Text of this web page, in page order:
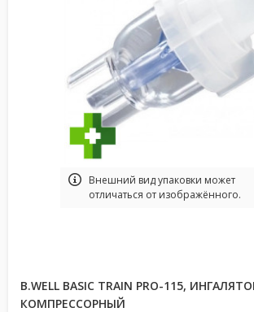
Bнешний вид упаковки может
отличаться от изображённого.
B.WELL BASIC TRAIN PRO-115,
КОМПРЕССОРНЫЙ